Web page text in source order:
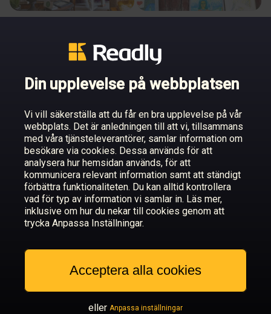
En mötesplats för nordisk
konst
Destruktiv perfektion
Sko dig vackert i vintage
effektiva sätt att tappa
några kilon ➽ byt ut-
Din upplevelse på webbplatsen
Vi vill säkerställa att du får en bra upplevelse på vår
webbplats. Det är anledningen till att vi, tillsammans
med våra tjänsteleverantörer, samlar information om
besökare via cookies. Dessa används för att
analysera hur hemsidan används, för att
kommunicera relevant information samt att ständigt
förbättra funktionaliteten. Du kan alltid kontrollera
vad för typ av information vi samlar in. Läs mer,
inklusive om hur du nekar till cookies genom att
trycka Anpassa Inställningar.
Acceptera alla cookies
eller Anpassa inställningar